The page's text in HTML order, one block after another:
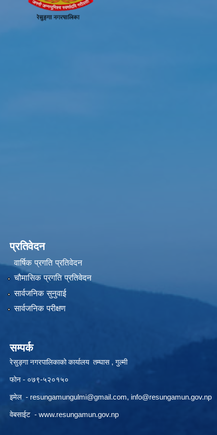
प्रतिवेदन
वार्षिक प्रगति प्रतिवेदन
चौमासिक प्रगति प्रतिवेदन
सार्वजनिक सुनुवाई
सार्वजनिक परीक्षण
सम्पर्क
रेसुङ्गा नगरपालिकाको कार्यालय तम्घास , गुल्मी
फोन - ०७९-५२०१५०
इमेल - resungamungulmi@gmail.com, info@resungamun.gov.np
वेबसाईट - www.resungamun.gov.np